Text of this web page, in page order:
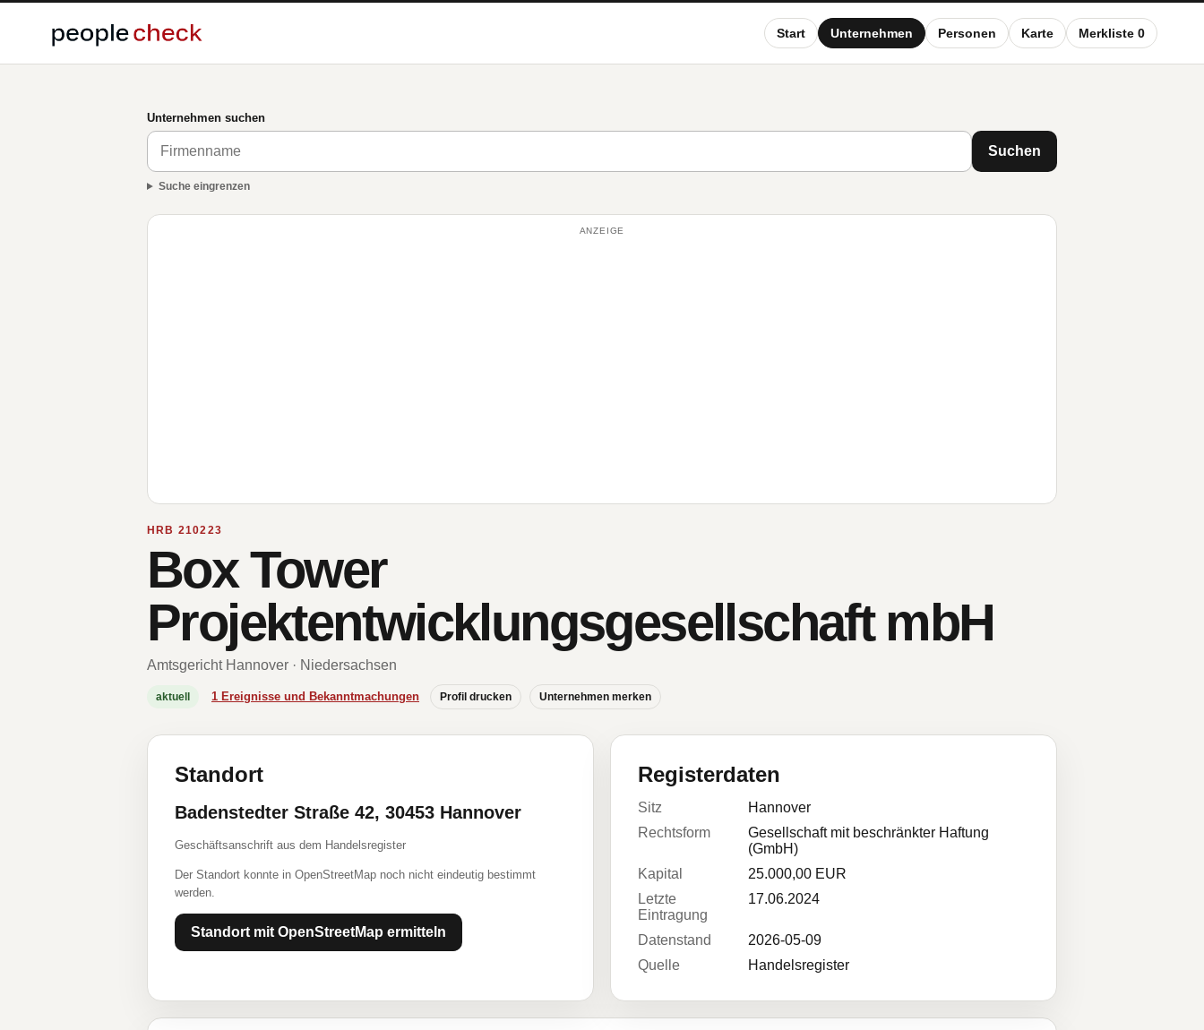
Start Unternehmen Personen Karte Merkliste 0
Unternehmen suchen
Suchen
Suche eingrenzen
ANZEIGE
HRB 210223
Box Tower
Projektentwicklungsgesellschaft mbH
Amtsgericht Hannover · Niedersachsen
aktuell 1 Ereignisse und Bekanntmachungen Profil drucken Unternehmen merken
Standort
Badenstedter Straße 42, 30453 Hannover
Geschäftsanschrift aus dem Handelsregister
Der Standort konnte in OpenStreetMap noch nicht eindeutig bestimmt
werden.
Standort mit OpenStreetMap ermitteln
Registerdaten
Sitz
Hannover
Rechtsform
Gesellschaft mit beschränkter Haftung
(GmbH)
Kapital
25.000,00 EUR
Letzte
Eintragung
17.06.2024
Datenstand
2026-05-09
Quelle
Handelsregister